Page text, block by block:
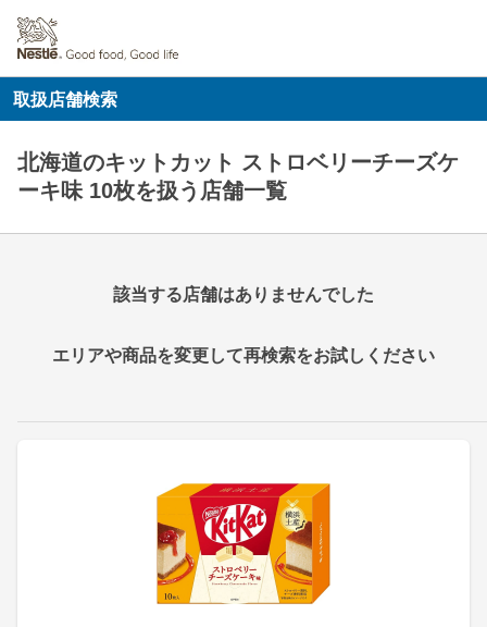
取扱店舗検索
北海道のキットカット ストロベリーチーズケ
ーキ味 10枚を扱う店舗一覧
該当する店舗はありませんでした
エリアや商品を変更して再検索をお試しください